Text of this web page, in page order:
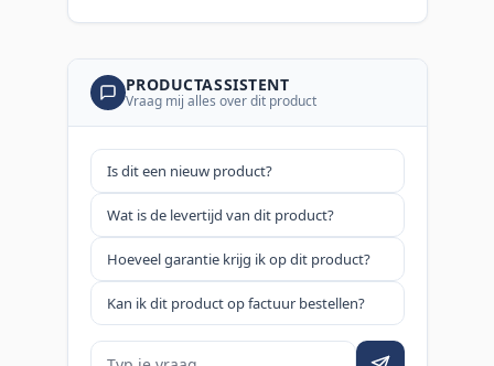
PRODUCTASSISTENT
Vraag mij alles over dit product
Is dit een nieuw product?
Wat is de levertijd van dit product?
Hoeveel garantie krijg ik op dit product?
Kan ik dit product op factuur bestellen?
Je vraag